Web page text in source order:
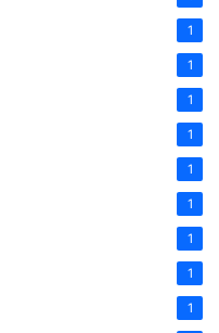
1
1
1
1
1
1
1
1
1